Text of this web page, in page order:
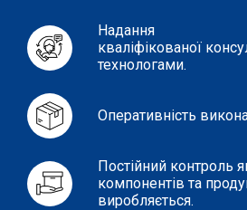
Надання
кваліфікованої
технологами.
Оперативність
Постійний контроль
компонентів та
виробляється.